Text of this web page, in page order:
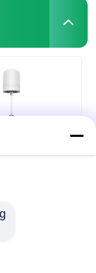
드론 탐지
고의 가격